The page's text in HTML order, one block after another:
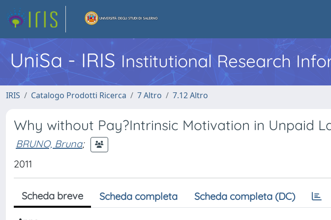
UniSa - IRIS Institutional Research
IRIS Catalogo Prodotti Ricerca 7 Altro 7.12 Altro
Why without Pay?Intrinsic Motivation in Unpaid
BRUNO, Bruna;
2011
Scheda breve Scheda completa Scheda completa (DC)